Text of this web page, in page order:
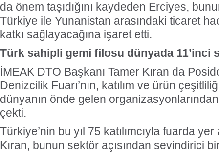
da önem taşıdığını kaydeden Erciyes,
Türkiye ile Yunanistan arasındaki ticaret
katkı sağlayacağına işaret etti.
Türk sahipli gemi filosu dünyada 11’inci
İMEAK DTO Başkanı Tamer Kıran da
Denizcilik Fuarı’nın, katılım ve ürün
dünyanın önde gelen
çekti.
Türkiye’nin bu yıl 75 katılımcıyla fuarda yer
Kıran, bunun sektör açısından sevindirici